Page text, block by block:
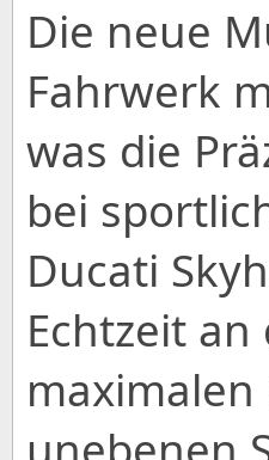
Die neue
Fahrwerk
was die
bei
Ducati
Echtzeit